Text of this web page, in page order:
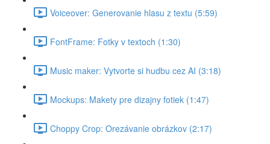
Voiceover: Generovanie hlasu z textu (5:59)
FontFrame: Fotky v textoch (1:30)
Music maker: Vytvorte si hudbu cez AI (3:18)
Mockups: Makety pre dizajny fotiek (1:47)
Choppy Crop: Orezávanie obrázkov (2:17)